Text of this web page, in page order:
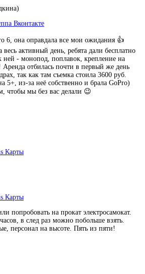
Вконтакте
6, она оправдала все мои ожидания 👍
весь активный день, ребята дали бесплатно
ней - монопод, поплавок, крепление на
Аренда отбилась почти в первый же день
так как там съемка стоила 3600 руб.
5+, из-за неё собственно и брала GoPro)
чтобы мы без вас делали 😉
Карты
Карты
попробовать на прокат электросамокат.
в след раз можно побольше взять.
персонал на высоте. Пять из пяти!